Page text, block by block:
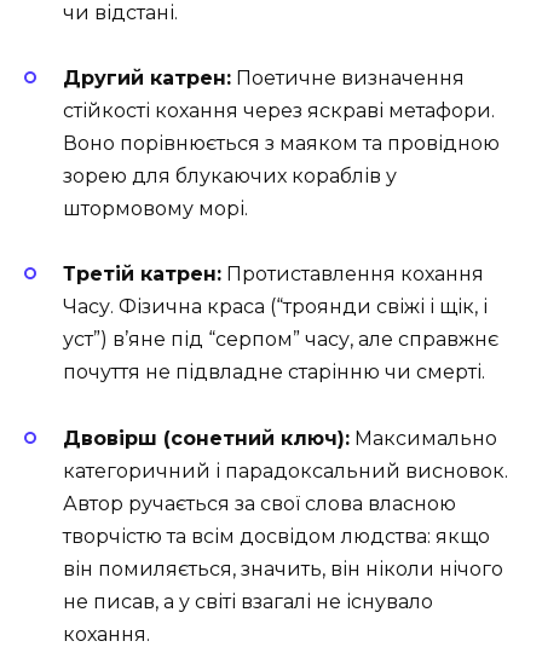
чи відстані.
Другий катрен: Поетичне визначення
стійкості кохання через яскраві метафори.
Воно порівнюється з маяком та провідною
зорею для блукаючих кораблів у
штормовому морі.
Третій катрен: Протиставлення кохання
Часу. Фізична краса (“троянди свіжі і щік, і
уст”) в’яне під “серпом” часу, але справжнє
почуття не підвладне старінню чи смерті.
Двовірш (сонетний ключ): Максимально
категоричний і парадоксальний висновок.
Автор ручається за свої слова власною
творчістю та всім досвідом людства: якщо
він помиляється, значить, він ніколи нічого
не писав, а у світі взагалі не існувало
кохання.